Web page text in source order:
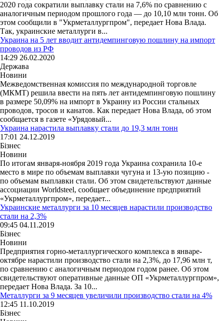
2020 года сократили выплавку стали на 7,6% по сравнению с
аналогичным периодом прошлого года — до 10,10 млн тонн. Об
этом сообщили в "Укрметаллургпром", передает Нова Влада.
Так, украинские металлурги в...
Украина на 5 лет вводит антидемпинговую пошлину на импорт
проводов из РФ
14:29 26.02.2020
Держава
Новини
Межведомственная комиссия по международной торговле
(МКМТ) решила ввести на пять лет антидемпинговую пошлину
в размере 50,09% на импорт в Украину из России стальных
проводов, тросов и канатов. Как передает Нова Влада, об этом
сообщается в газете «Урядовый...
Украина нарастила выплавку стали до 19,3 млн тонн
17:01 24.12.2019
Бізнес
Новини
По итогам января-ноября 2019 года Украина сохранила 10-е
место в мире по объемам выплавки чугуна и 13-ую позицию -
по объемам выплавки стали. Об этом свидетельствуют данные
ассоциации Worldsteel, сообщает объединение предприятий
«Укрметаллургпром», передает...
Украинские металлурги за 10 месяцев нарастили производство
стали на 2,3%
09:45 04.11.2019
Бізнес
Новини
Предприятия горно-металлургического комплекса в январе-
октябре нарастили производство стали на 2,3%, до 17,96 млн т,
по сравнению с аналогичным периодом годом ранее. Об этом
свидетельствуют оперативные данные ОП «Укрметаллургпром»,
передает Нова Влада. За 10...
Металлурги за 9 месяцев увеличили производство стали на 4%
12:45 11.10.2019
Бізнес